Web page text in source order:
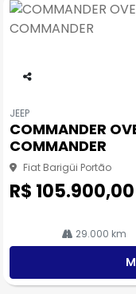
pa
rtil
he
JEEP
COMMANDER
COMMANDER
Fiat Barigüi Portão
R$ 105.900,00
29.000 km